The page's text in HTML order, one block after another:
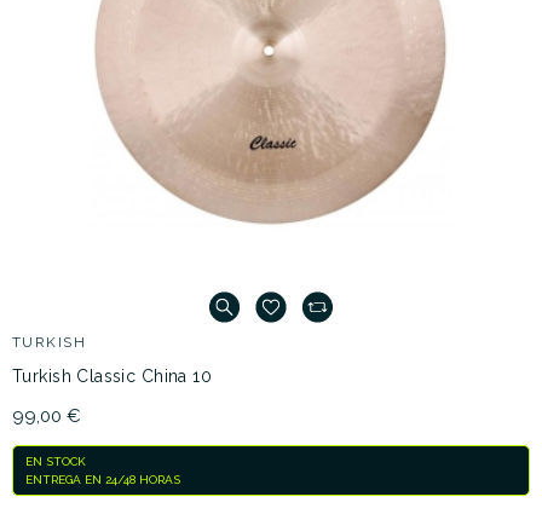
TURKISH
Turkish Classic China 10
99,00 €
EN STOCK
ENTREGA EN 24/48 HORAS